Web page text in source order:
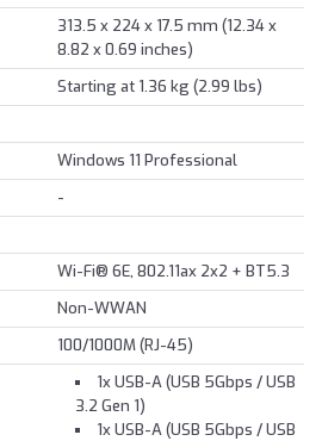
313.5 x 224 x 17.5 mm (12.34 x
8.82 x 0.69 inches)
Starting at 1.36 kg (2.99 lbs)
Windows 11 Professional
-
Wi-Fi® 6E, 802.11ax 2x2 + BT5.3
Non-WWAN
100/1000M (RJ-45)
1x USB-A (USB 5Gbps / USB
3.2 Gen 1)
1x USB-A (USB 5Gbps / USB